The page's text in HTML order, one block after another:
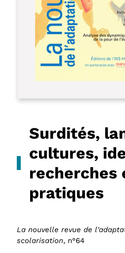
Surdités,
cultures,
recherches
pratiques
La nouvelle revue de
scolarisation, n°64